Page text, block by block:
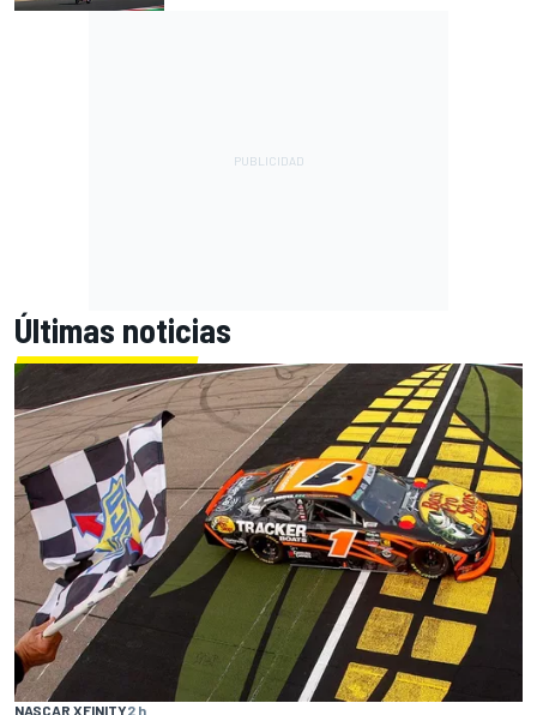
Últimas noticias
NASCAR XFINITY2 h